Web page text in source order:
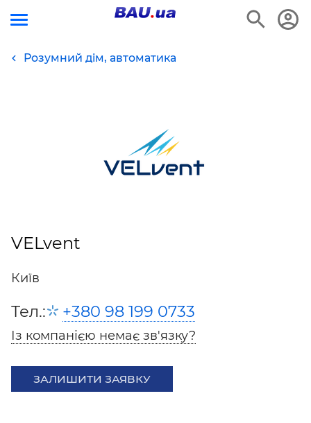
Розумний дім, автоматика
VELvent
Київ
Тел.: +380 98 199 0733
Із компанією немає зв'язку?
ЗАЛИШИТИ ЗАЯВКУ